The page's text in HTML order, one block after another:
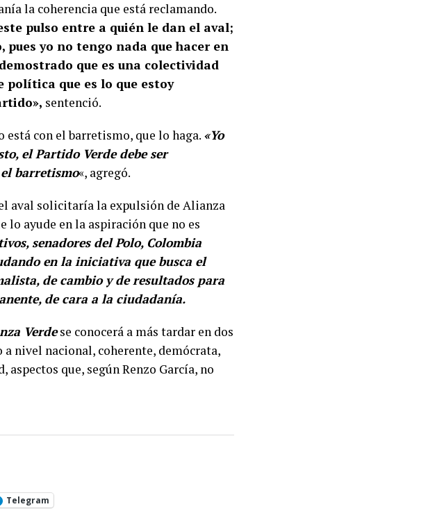
la coherencia que está reclamando.
pulso entre a quién le dan el aval;
yo no tengo nada que hacer en
que es una colectividad
que es lo que estoy
sentenció.
con el barretismo, que lo haga. «Yo
el Partido Verde debe ser
barretismo«, agregó.
aval solicitaría la expulsión de Alianza
ayude en la aspiración que no es
senadores del Polo, Colombia
en la iniciativa que busca el
de cambio y de resultados para
de cara a la ciudadanía.
Verdese conocerá a más tardar en dos
nivel nacional, coherente, demócrata,
que, según Renzo García, no
Telegram